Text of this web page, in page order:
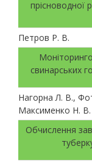
прісноводної
Петров Р. В.
свинарських
Нагорна Л. В.,
Максименко Н. В.
Обчислення